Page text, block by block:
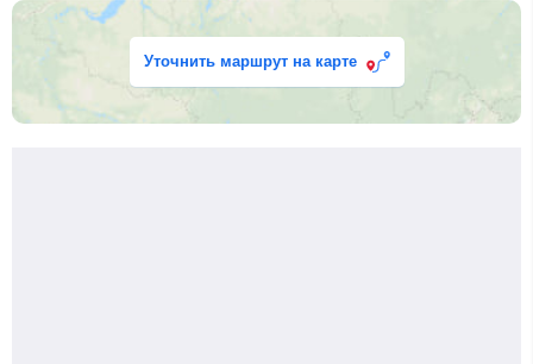
Уточнить маршрут на карте